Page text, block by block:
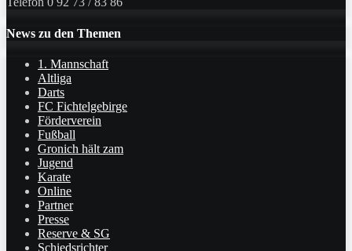
News zu den Themen
1. Mannschaft
Altliga
Darts
FC Fichtelgebirge
Förderverein
Fußball
Gronich hält zam
Jugend
Karate
Online
Partner
Presse
Reserve & SG
Schiedsrichter